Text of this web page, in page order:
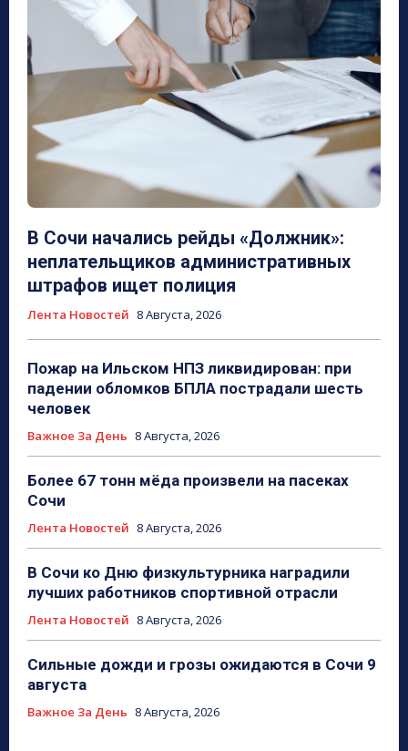
В Сочи начались рейды «Должник»:
неплательщиков административных
штрафов ищет полиция
Лента Новостей 8 Августа, 2026
Пожар на Ильском НПЗ ликвидирован: при
падении обломков БПЛА пострадали шесть
человек
Важное За День 8 Августа, 2026
Более 67 тонн мёда произвели на пасеках
Сочи
Лента Новостей 8 Августа, 2026
В Сочи ко Дню физкультурника наградили
лучших работников спортивной отрасли
Лента Новостей 8 Августа, 2026
Сильные дожди и грозы ожидаются в Сочи 9
августа
Важное За День 8 Августа, 2026